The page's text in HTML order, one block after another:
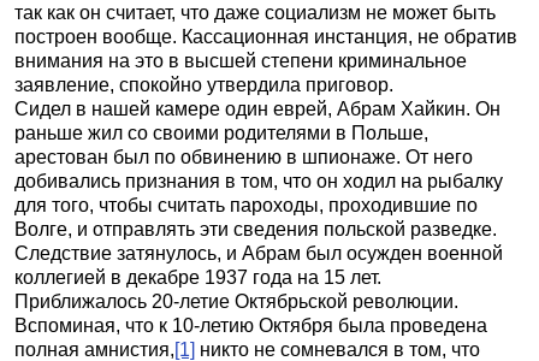
так как он считает, что даже социализм не может быть
построен вообще. Кассационная инстанция, не обратив
внимания на это в высшей степени криминальное
заявление, спокойно утвердила приговор.
Сидел в нашей камере один еврей, Абрам Хайкин. Он
раньше жил со своими родителями в Польше,
арестован был по обвинению в шпионаже. От него
добивались признания в том, что он ходил на рыбалку
для того, чтобы считать пароходы, проходившие по
Волге, и отправлять эти сведения польской разведке.
Следствие затянулось, и Абрам был осужден военной
коллегией в декабре 1937 года на 15 лет.
Приближалось 20-летие Октябрьской революции.
Вспоминая, что к 10-летию Октября была проведена
полная амнистия,[1] никто не сомневался в том, что